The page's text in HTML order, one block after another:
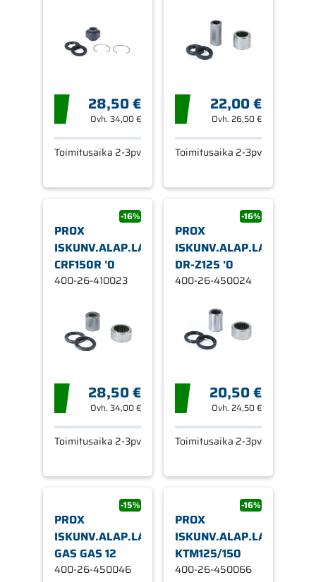
28,50 €
Ovh. 34,00 €
Toimitusaika 2-3pv
22,00 €
Ovh.26,50 €
Toimitusaika 2-3pv
-16%
PROX
ISKUNV.ALAP.LAAKERI.SRJ
CRF150R '0
400-26-410023
28,50 €
Ovh. 34,00 €
Toimitusaika 2-3pv
-16%
PROX
DR-Z125 '0
400-26-450024
20,50 €
Ovh.24,50 €
Toimitusaika 2-3pv
-15%
PROX
ISKUNV.ALAP.LAAKERI.SRJ
GAS GAS 12
400-26-450046
-16%
PROX
KTM125/150
400-26-450066